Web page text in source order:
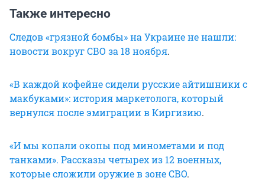
Также интересно
Следов «грязной бомбы» на Украине не нашли:
новости вокруг СВО за 18 ноября.
«В каждой кофейне сидели русские айтишники с
макбуками»: история маркетолога, который
вернулся после эмиграции в Киргизию.
«И мы копали окопы под минометами и под
танками». Рассказы четырех из 12 военных,
которые сложили оружие в зоне СВО.